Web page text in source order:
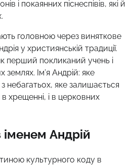
і покаянних піснеспівів, які й
головною через виняткове
у християнській традиції.
перший покликаний учень і
Ім’я Андрій: яке
небагатьох, яке залишається
в хрещенні, і в церковних
Андрій
культурного коду в